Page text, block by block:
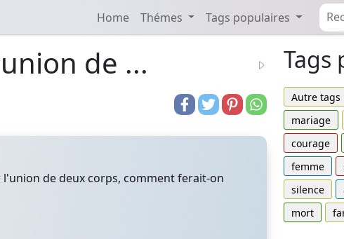
Home Thémes Tags populaires
de ...
l'union de deux corps, comment ferait-on
Tags
Autre tags
mariage
courage
femme
silence
mort